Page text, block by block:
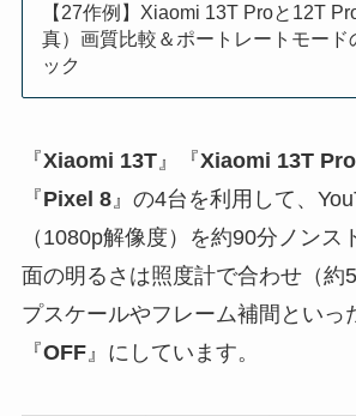
【27作例】Xiaomi 13T Proと12T
真）画質比較＆ポートレートモード
ック
『Xiaomi 13T』『Xiaomi 13T Pro
『Pixel 8』の4台を利用して、
（1080p解像度）を約90分ノンス
面の明るさは照度計で合わせ（約
プスケールやフレーム補間といっ
『OFF』にしています。